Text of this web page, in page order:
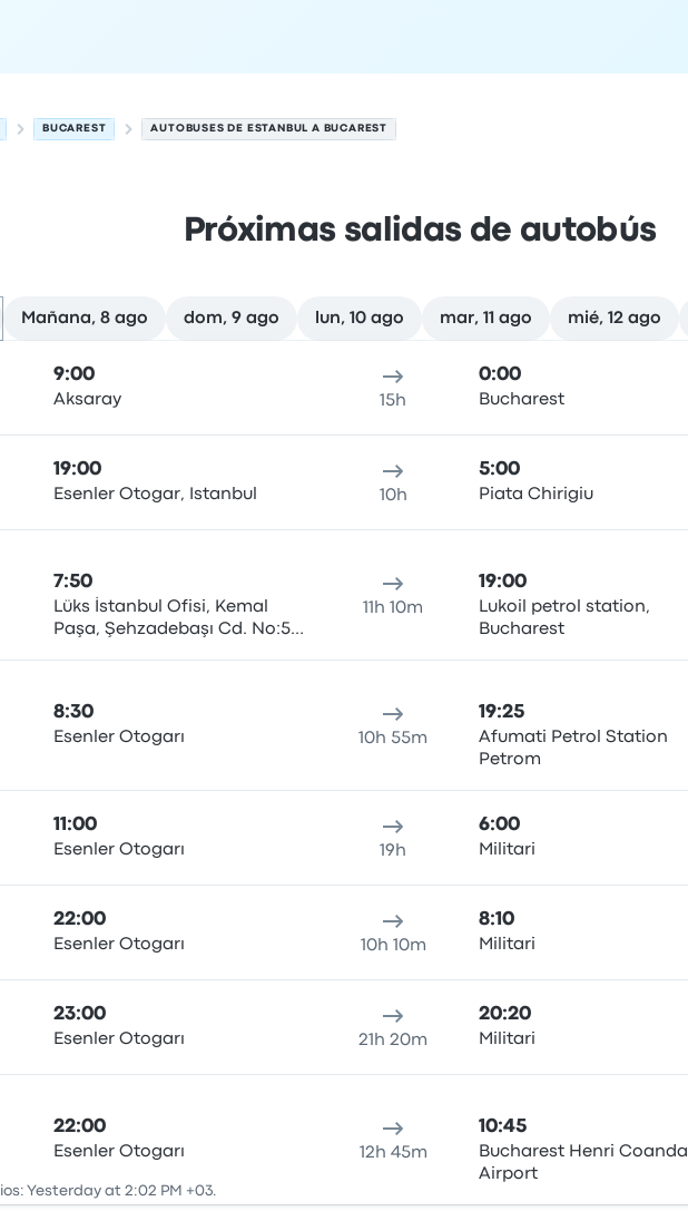
BUCAREST AUTOBUSES DE ESTANBUL A BUCAREST
Próximas salidas de autobús
Mañana, 8 ago dom, 9 ago lun, 10 ago mar, 11 ago mié, 12 ago
9:00
Aksaray 15h
0:00
Bucharest
19:00
Esenler Otogar, Istanbul 10h
5:00
Piata Chirigiu
7:50
Lüks İstanbul Ofisi, Kemal
Paşa, Şehzadebaşı Cd. No:5,
11h 10m
19:00
Lukoil petrol station,
Bucharest
8:30
Esenler Otogarı 10h 55m
19:25
Afumati Petrol Station
Petrom
11:00
Esenler Otogarı 19h
6:00
Militari
22:00
Esenler Otogarı 10h 10m
8:10
Militari
23:00
Esenler Otogarı 21h 20m
20:20
Militari
22:00
Esenler Otogarı 12h 45m
10:45
Bucharest Henri Coanda
Airport
Yesterday at 2:02 PM +03.